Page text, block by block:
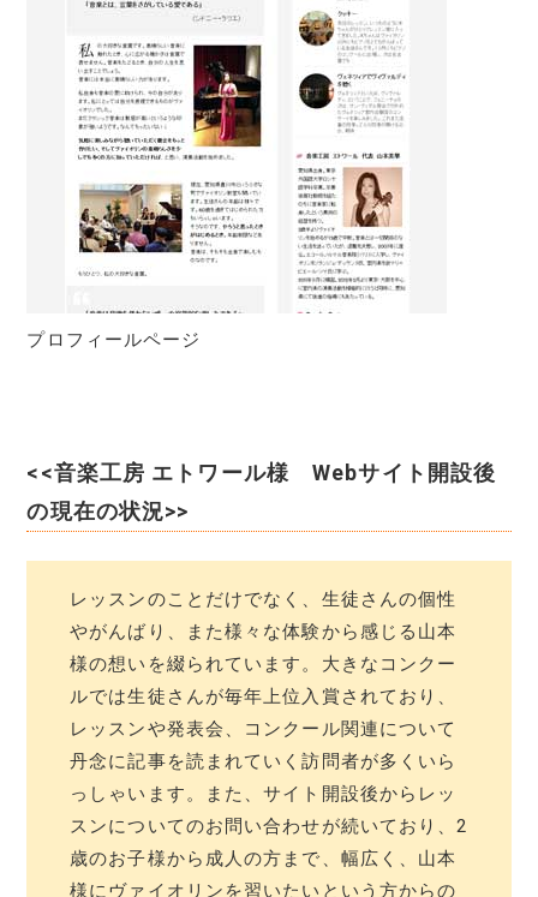
プロフィールページ
<<音楽工房 エトワール様 Webサイト開設後
の現在の状況>>
レッスンのことだけでなく、生徒さんの個性
やがんばり、また様々な体験から感じる山本
様の想いを綴られています。大きなコンクー
ルでは生徒さんが毎年上位入賞されており、
レッスンや発表会、コンクール関連について
丹念に記事を読まれていく訪問者が多くいら
っしゃいます。また、サイト開設後からレッ
スンについてのお問い合わせが続いており、2
歳のお子様から成人の方まで、幅広く、山本
様にヴァイオリンを習いたいという方からの